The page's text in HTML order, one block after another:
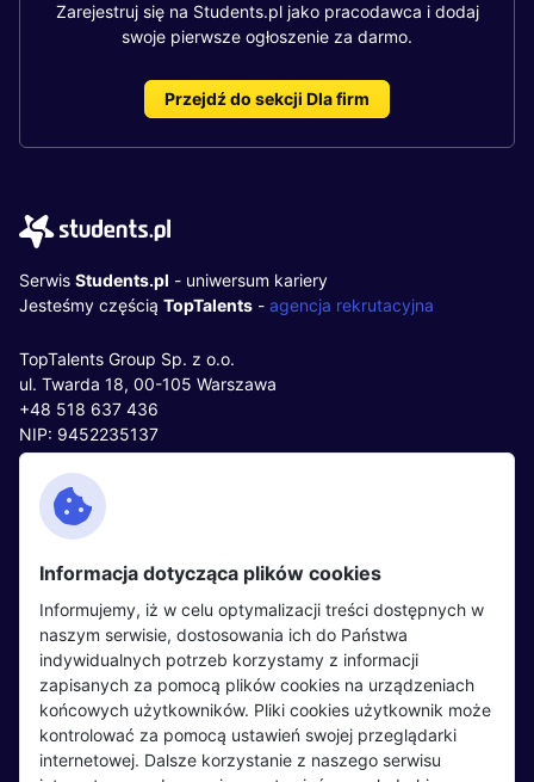
Zarejestruj się na Students.pl jako pracodawca i dodaj
swoje pierwsze ogłoszenie za darmo.
Przejdź do sekcji Dla firm
Serwis Students.pl - uniwersum kariery
Jesteśmy częścią TopTalents - agencja rekrutacyjna
TopTalents Group Sp. z o.o.
ul. Twarda 18, 00-105 Warszawa
+48 518 637 436
NIP: 9452235137
Kontakt
Facebook
Twitter
LinkedIn
Partnerzy
Wydarzenia
Kandydaci
Regulamin kandydata
Pracodawcy
Regulamin pracodawcy
Informacja dotycząca plików cookies
Informujemy, iż w celu optymalizacji treści dostępnych w
naszym serwisie, dostosowania ich do Państwa
indywidualnych potrzeb korzystamy z informacji
zapisanych za pomocą plików cookies na urządzeniach
końcowych użytkowników. Pliki cookies użytkownik może
kontrolować za pomocą ustawień swojej przeglądarki
internetowej. Dalsze korzystanie z naszego serwisu